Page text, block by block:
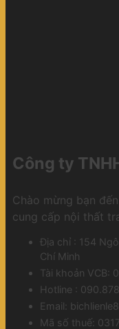
Công ty
Chào mừng bạn
cung cấp nội thất
Địa chỉ : 154
Chí Minh
Tài khoản VCB:
Hotline :
Email:
Mã số thuế: